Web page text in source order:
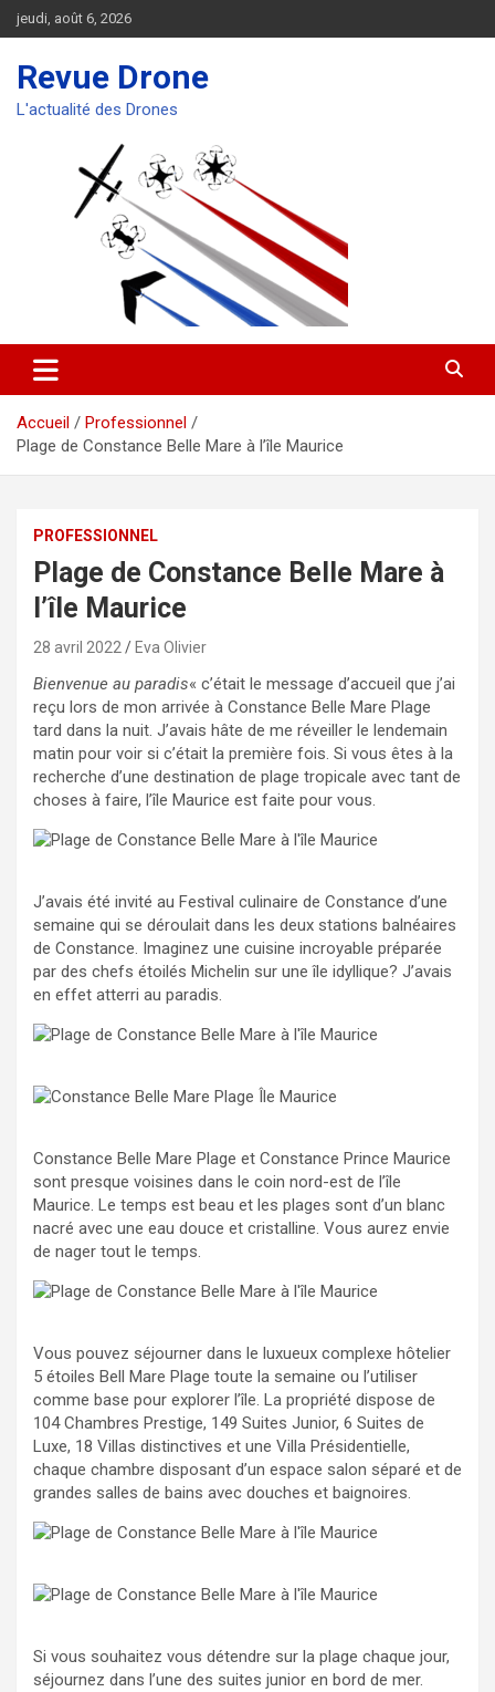
Aller
au
jeudi, août 6, 2026
Revue Drone
L'actualité des Drones
Accueil
Professionnel
Plage de Constance Belle Mare à l’île Maurice
PROFESSIONNEL
Plage de Constance Belle Mare à
l’île Maurice
28 avril 2022 Eva Olivier
Bienvenue au paradis« c’était le message d’accueil que j’ai
reçu lors de mon arrivée à Constance Belle Mare Plage
tard dans la nuit. J’avais hâte de me réveiller le lendemain
matin pour voir si c’était la première fois. Si vous êtes à la
recherche d’une destination de plage tropicale avec tant de
choses à faire, l’île Maurice est faite pour vous.
J’avais été invité au Festival culinaire de Constance d’une
semaine qui se déroulait dans les deux stations balnéaires
de Constance. Imaginez une cuisine incroyable préparée
par des chefs étoilés Michelin sur une île idyllique? J’avais
en effet atterri au paradis.
Constance Belle Mare Plage et Constance Prince Maurice
sont presque voisines dans le coin nord-est de l’île
Maurice. Le temps est beau et les plages sont d’un blanc
nacré avec une eau douce et cristalline. Vous aurez envie
de nager tout le temps.
Vous pouvez séjourner dans le luxueux complexe hôtelier
5 étoiles Bell Mare Plage toute la semaine ou l’utiliser
comme base pour explorer l’île. La propriété dispose de
104 Chambres Prestige, 149 Suites Junior, 6 Suites de
Luxe, 18 Villas distinctives et une Villa Présidentielle,
chaque chambre disposant d’un espace salon séparé et de
grandes salles de bains avec douches et baignoires.
Si vous souhaitez vous détendre sur la plage chaque jour,
séjournez dans l’une des suites junior en bord de mer.